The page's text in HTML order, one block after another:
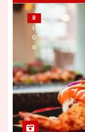
B
L
O
G